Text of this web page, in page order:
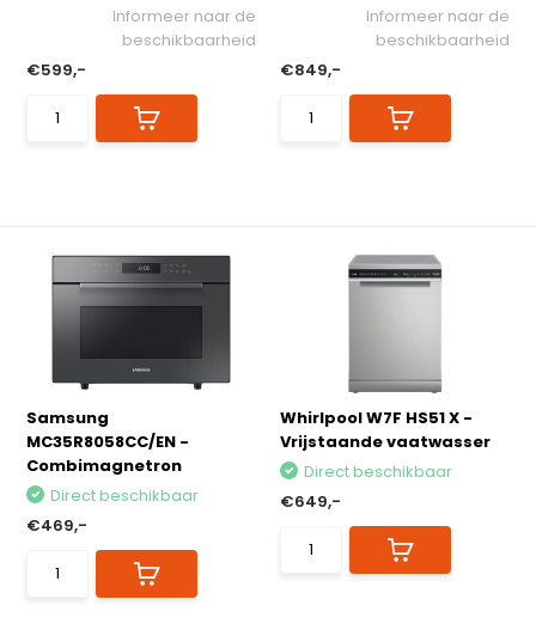
Informeer naar de
beschikbaarheid
€599,-
Informeer naar de
beschikbaarheid
€849,-
Samsung
MC35R8058CC/EN -
Combimagnetron
Direct beschikbaar
€469,-
Whirlpool W7F HS51 X -
Vrijstaande vaatwasser
Direct beschikbaar
€649,-